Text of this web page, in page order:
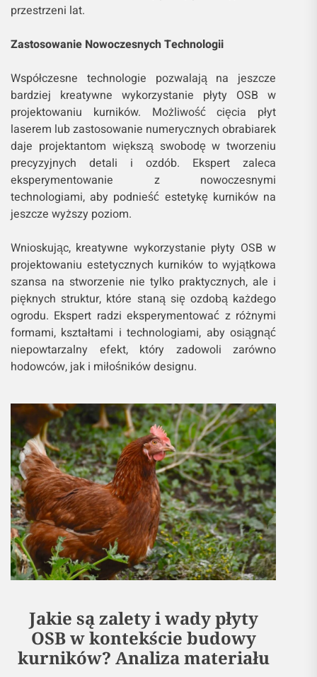
przestrzeni lat.
Zastosowanie Nowoczesnych Technologii
Współczesne technologie pozwalają na jeszcze
bardziej kreatywne wykorzystanie płyty OSB w
projektowaniu kurników. Możliwość cięcia płyt
laserem lub zastosowanie numerycznych obrabiarek
daje projektantom większą swobodę w tworzeniu
precyzyjnych detali i ozdób. Ekspert zaleca
eksperymentowanie z nowoczesnymi
technologiami, aby podnieść estetykę kurników na
jeszcze wyższy poziom.
Wnioskując, kreatywne wykorzystanie płyty OSB w
projektowaniu estetycznych kurników to wyjątkowa
szansa na stworzenie nie tylko praktycznych, ale i
pięknych struktur, które staną się ozdobą każdego
ogrodu. Ekspert radzi eksperymentować z różnymi
formami, kształtami i technologiami, aby osiągnąć
niepowtarzalny efekt, który zadowoli zarówno
hodowców, jak i miłośników designu.
Jakie są zalety i wady płyty
OSB w kontekście budowy
kurników? Analiza materiału